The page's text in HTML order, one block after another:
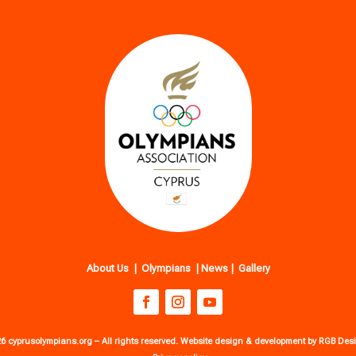
About Us| Olympians| News| Gallery
cyprusolympians.org – All rights reserved. Website design & development by RGB